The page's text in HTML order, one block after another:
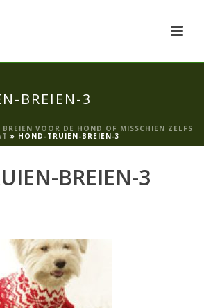
BREIEN-3
BREIEN VOOR DE HOND OF MISSCHIEN ZELFS
» HOND-TRUIEN-BREIEN-3
BREIEN-3